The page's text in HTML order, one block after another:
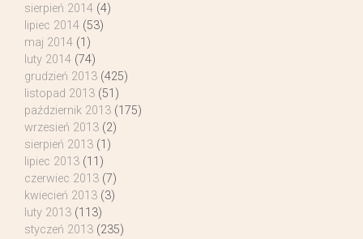
sierpień 2014 (4)
lipiec 2014 (53)
maj 2014 (1)
luty 2014 (74)
grudzień 2013 (425)
listopad 2013 (51)
październik 2013 (175)
wrzesień 2013 (2)
sierpień 2013 (1)
lipiec 2013 (11)
czerwiec 2013 (7)
kwiecień 2013 (3)
luty 2013 (113)
styczeń 2013 (235)